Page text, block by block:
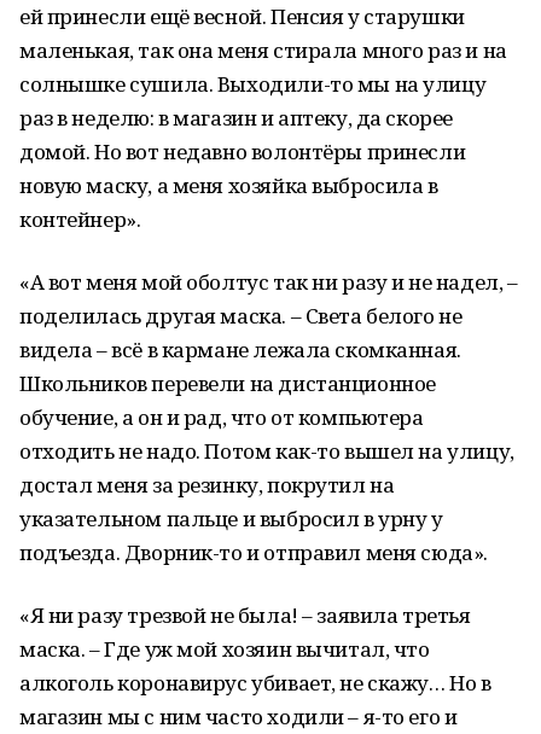
ей принесли ещё весной. Пенсия у старушки
маленькая, так она меня стирала много раз и на
солнышке сушила. Выходили-то мы на улицу
раз в неделю: в магазин и аптеку, да скорее
домой. Но вот недавно волонтёры принесли
новую маску, а меня хозяйка выбросила в
контейнер».
«А вот меня мой оболтус так ни разу и не надел, –
поделилась другая маска. – Света белого не
видела – всё в кармане лежала скомканная.
Школьников перевели на дистанционное
обучение, а он и рад, что от компьютера
отходить не надо. Потом как-то вышел на улицу,
достал меня за резинку, покрутил на
указательном пальце и выбросил в урну у
подъезда. Дворник-то и отправил меня сюда».
«Я ни разу трезвой не была! – заявила третья
маска. – Где уж мой хозяин вычитал, что
алкоголь коронавирус убивает, не скажу… Но в
магазин мы с ним часто ходили – я-то его и